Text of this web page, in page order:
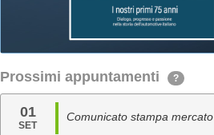
Prossimi appuntamenti ?
01
SET
Comunicato stampa